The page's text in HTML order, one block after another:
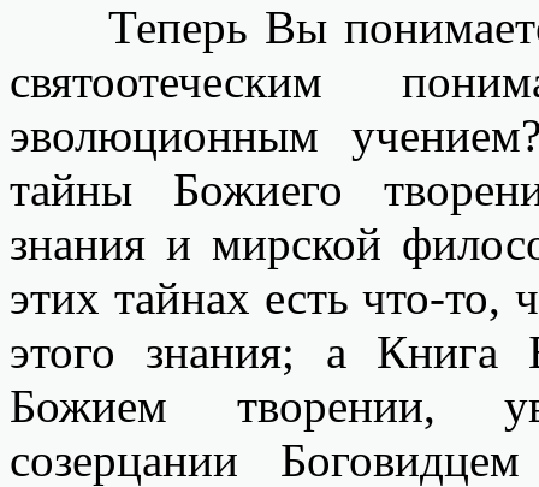
Теперь Вы понимаете,
святоотеческим
эволюционным
тайны Божиего
знания и мирской
этих тайнах есть что-то,
этого знания; а Книга
Божием творении,
созерцании